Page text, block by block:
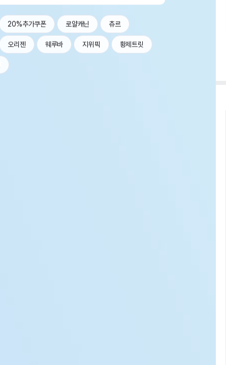
20%추가쿠폰 로얄캐닌 츄르
오리젠 웨루바 지위픽 황제트릿